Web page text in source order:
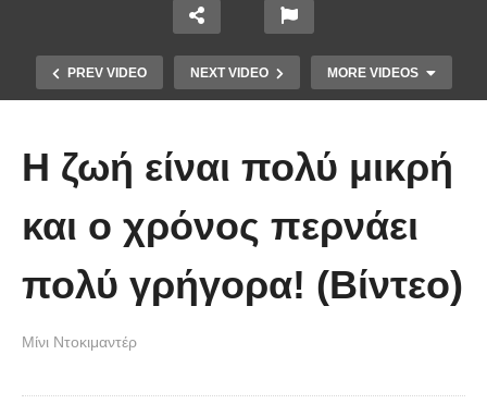
PREV VIDEO NEXT VIDEO MORE VIDEOS
Άκολη: Η ελληνική παραλία με τα
βάθος
Η ζωή είναι πολύ μικρή
και ο χρόνος περνάει
πολύ γρήγορα! (Βίντεο)
Μίνι Ντοκιμαντέρ